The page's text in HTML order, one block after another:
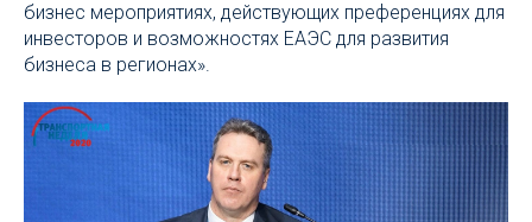
бизнес мероприятиях, действующих преференциях для
инвесторов и возможностях ЕАЭС для развития
бизнеса в регионах».